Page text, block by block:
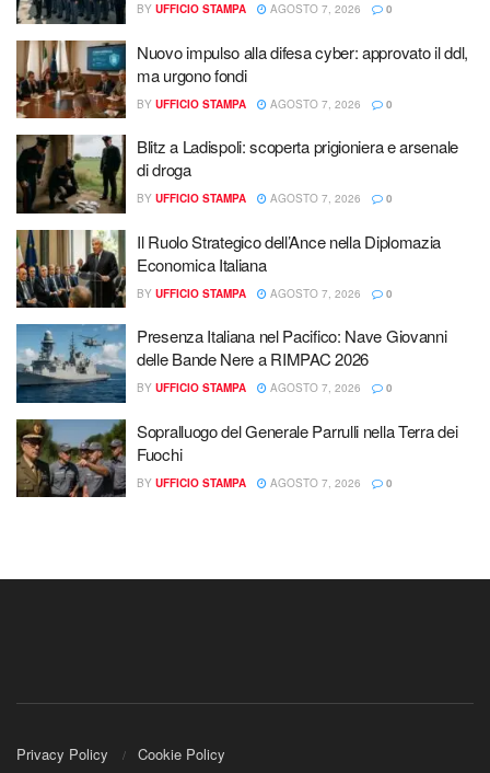
BY UFFICIO STAMPA AGOSTO 7, 2026 0
Nuovo impulso alla difesa cyber: approvato il ddl,
ma urgono fondi
BY UFFICIO STAMPA AGOSTO 7, 2026 0
Blitz a Ladispoli: scoperta prigioniera e arsenale
di droga
BY UFFICIO STAMPA AGOSTO 7, 2026 0
Il Ruolo Strategico dell’Ance nella Diplomazia
Economica Italiana
BY UFFICIO STAMPA AGOSTO 7, 2026 0
Presenza Italiana nel Pacifico: Nave Giovanni
delle Bande Nere a RIMPAC 2026
BY UFFICIO STAMPA AGOSTO 7, 2026 0
Sopralluogo del Generale Parrulli nella Terra dei
Fuochi
BY UFFICIO STAMPA AGOSTO 7, 2026 0
Privacy Policy Cookie Policy